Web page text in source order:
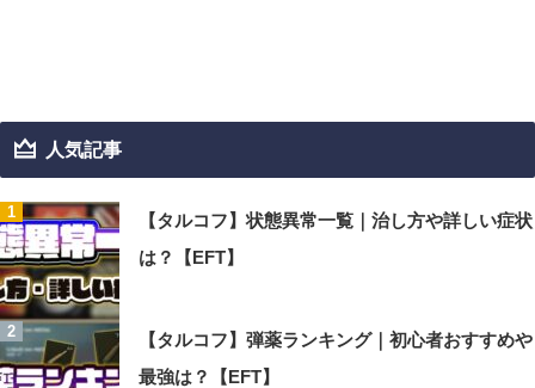
人気記事
【タルコフ】状態異常一覧｜治し方や詳しい症状
は？【EFT】
【タルコフ】弾薬ランキング｜初心者おすすめや
最強は？【EFT】